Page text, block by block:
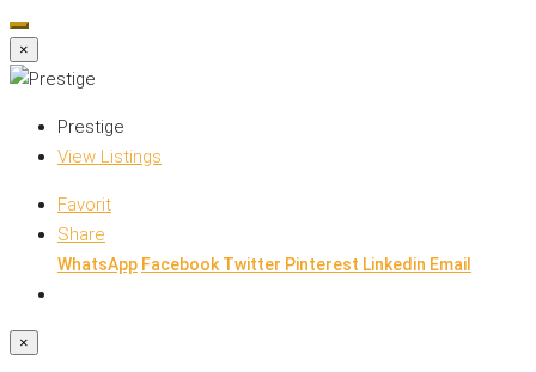
×
Prestige
View Listings
Favorit
Share
WhatsApp FacebookTwitter Pinterest Linkedin Email
×